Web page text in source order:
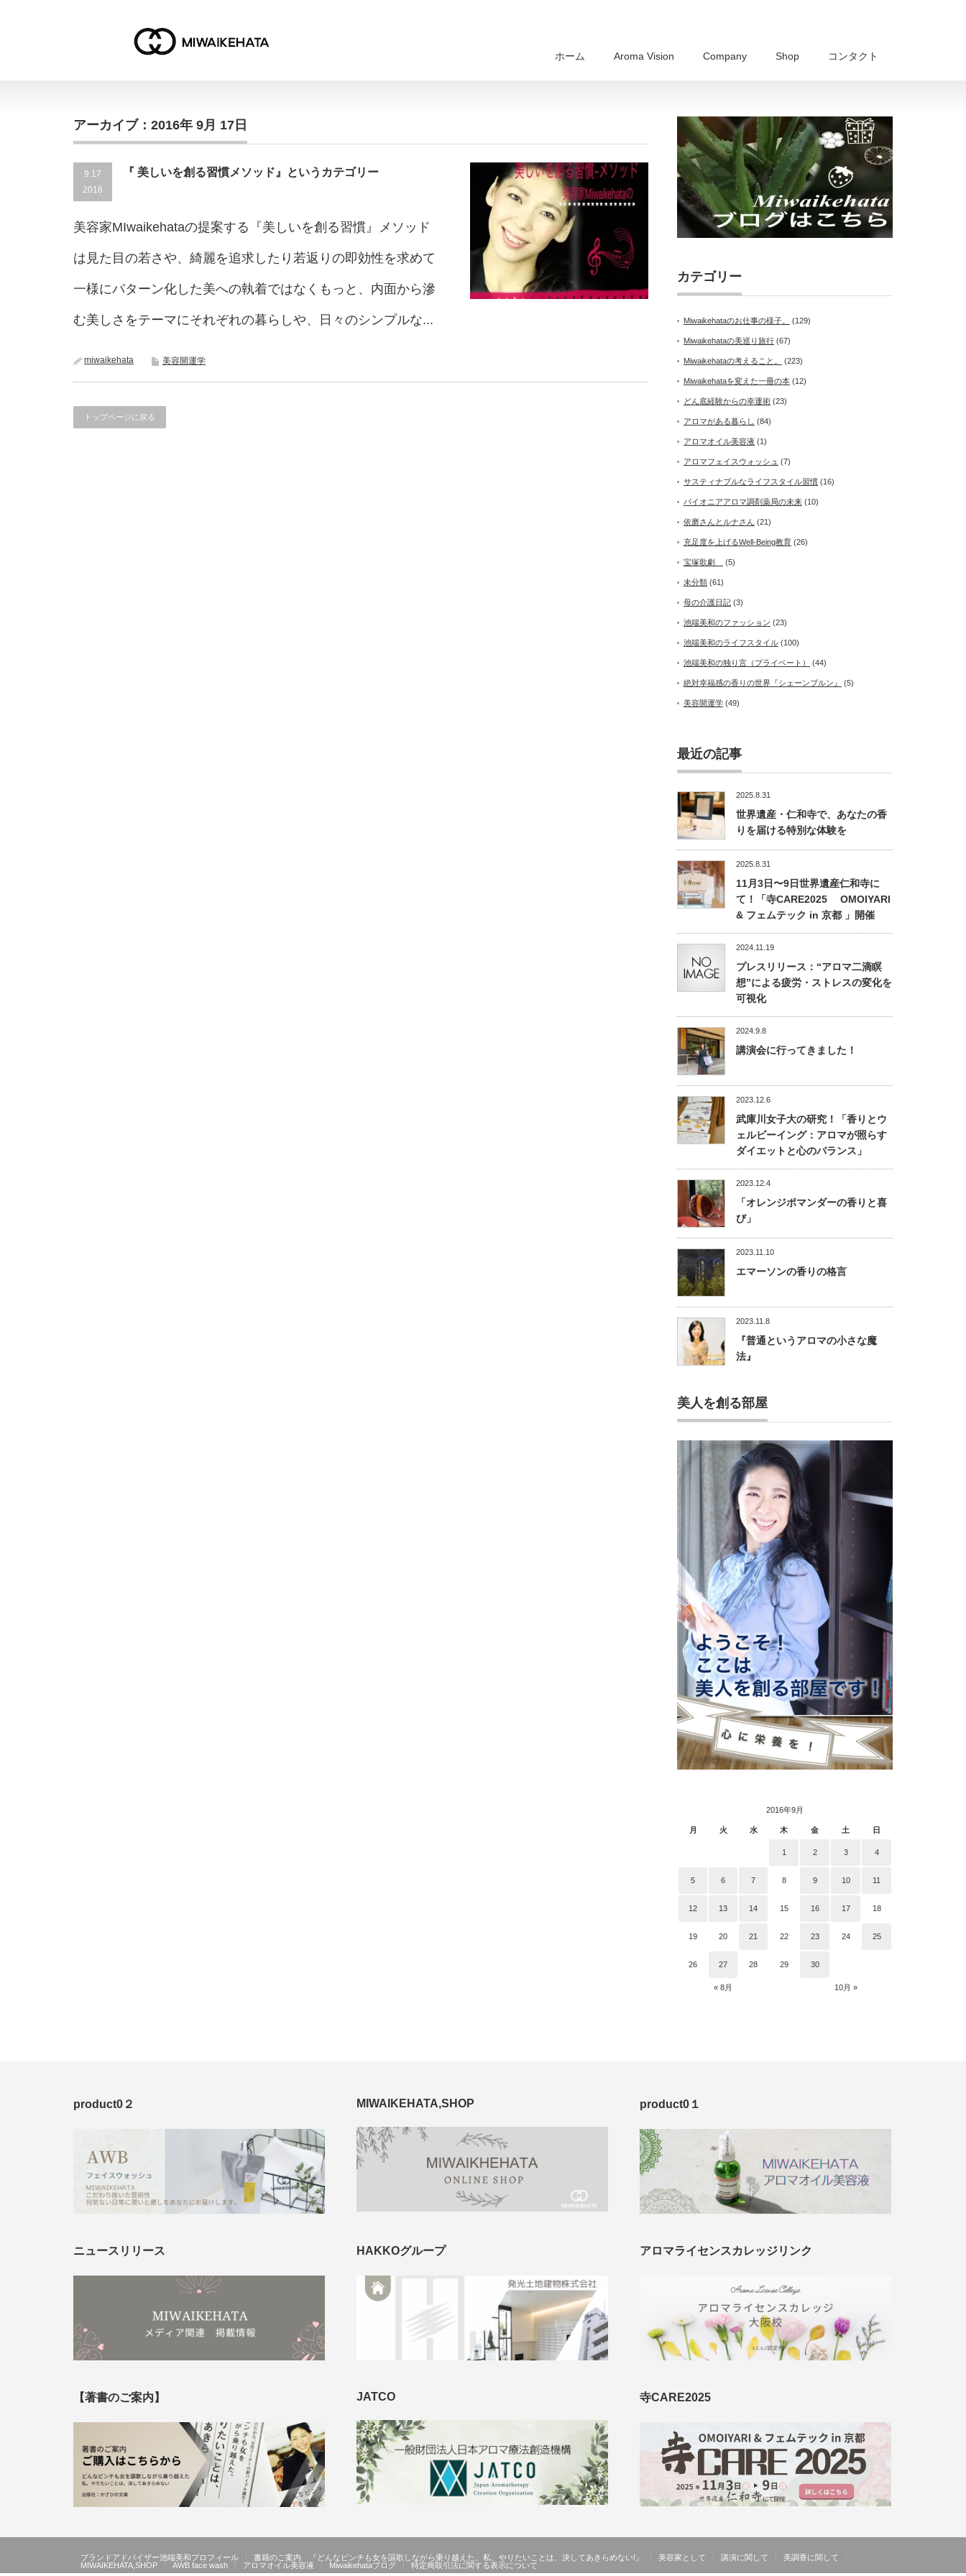
ホーム Aroma Vision Company Shop コンタクト
アーカイブ：2016年 9月 17日
9.17
2016
『 美しいを創る習慣メソッド』というカテゴリー
美容家MIwaikehataの提案する『美しいを創る習慣』メソッド
は見た目の若さや、綺麗を追求したり若返りの即効性を求めて
一様にパターン化した美への執着ではなくもっと、内面から滲
む美しさをテーマにそれぞれの暮らしや、日々のシンプルな...
miwaikehata 美容開運学
トップページに戻る
カテゴリー
Miwaikehataのお仕事の様子。 (129)
Miwaikehataの美巡り旅行 (67)
Miwaikehataの考えること。 (223)
Miwaikehataを変えた一冊の本 (12)
どん底経験からの幸運術 (23)
アロマがある暮らし (84)
アロマオイル美容液 (1)
アロマフェイスウォッシュ (7)
サスティナブルなライフスタイル習慣 (16)
パイオニアアロマ調剤薬局の未来 (10)
依磨さんとルナさん (21)
充足度を上げるWell-Being教育 (26)
宝塚歌劇 (5)
未分類 (61)
母の介護日記 (3)
池端美和のファッション (23)
池端美和のライフスタイル (100)
池端美和の独り言（プライベート） (44)
絶対幸福感の香りの世界『シェーンブルン』 (5)
美容開運学 (49)
最近の記事
2025.8.31
世界遺産・仁和寺で、あなたの香
りを届ける特別な体験を
2025.8.31
11月3日〜9日世界遺産仁和寺に
て！「寺CARE2025 OMOIYARI
& フェムテック in 京都 」開催
2024.11.19
プレスリリース：“アロマ二滴瞑
想”による疲労・ストレスの変化を
可視化
2024.9.8
講演会に行ってきました！
2023.12.6
武庫川女子大の研究！「香りとウ
ェルビーイング：アロマが照らす
ダイエットと心のバランス」
2023.12.4
「オレンジポマンダーの香りと喜
び」
2023.11.10
エマーソンの香りの格言
2023.11.8
『普通というアロマの小さな魔
法』
美人を創る部屋
2016年9月
月 火 水 木 金 土 日
« 8月 10月 »
1 2 3 4
5 6 7 8 9 10 11
12 13 14 15 16 17 18
19 20 21 22 23 24 25
26 27 28 29 30
product0２ MIWAIKEHATA,SHOP product0１
ニュースリリース HAKKOグループ アロマライセンスカレッジリンク
【著書のご案内】 JATCO 寺CARE2025
ブランドアドバイザー池端美和プロフィール 書籍のご案内 『どんなピンチも女を謳歌しながら乗り越えた。私、やりたいことは、決してあきらめない!』 美容家として 講演に関して
美調香に関して
MIWAIKEHATA,SHOP
AWB face wash アロマオイル美容液 Miwaikehataブログ 特定商取引法に関する表示について